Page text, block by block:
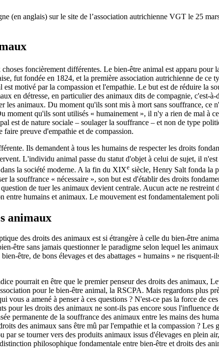
(en anglais) sur le site de l’association autrichienne VGT le 25
foncièrement différentes. Le bien-être animal est apparu
fut fondée en 1824, et la première association autrichienne de
motivé par la compassion et l'empathie. Le but est de réduire la
en détresse, en particulier des animaux dits de compagnie, c'est-
les animaux. Du moment qu'ils sont mis à mort sans souffrance, ce
moment qu'ils sont utilisés « humainement », il n'y a rien de mal à
est de nature sociale – soulager la souffrance – et non de type
faire preuve d'empathie et de compassion.
Ils demandent à tous les humains de respecter les droits
L'individu animal passe du statut d'objet à celui de sujet, il
la société moderne. A la fin du XIXe siècle, Henry Salt fonda la
la souffrance « nécessaire », son but est d'établir des droits
de tuer les animaux devient centrale. Aucun acte ne
entre humains et animaux. Le mouvement est fondamentalement
animaux
des droits des animaux est si étrangère à celle du bien-être
être sans jamais questionner le paradigme selon lequel les
être, de bons élevages et des abattages « humains » ne
pourrait en être que le premier penseur des droits des animaux,
pour le bien-être animal, la RSCPA. Mais regardons plus
vous a amené à penser à ces questions ? N'est-ce pas la force de
les droits des animaux ne sont-ils pas encore sous l'influence
permanente de la souffrance des animaux entre les mains des
des animaux sans être mû par l'empathie et la compassion ?
se tourner vers des produits animaux issus d'élevages en plein
philosophique fondamentale entre bien-être et droits des